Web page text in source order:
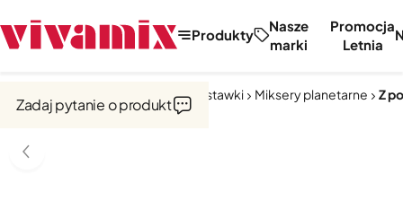
Produkty
Nasze
marki
Promocja
Letnia
Miksery, misy, przystawki Miksery planetarne Z
Zadaj pytanie o produkt